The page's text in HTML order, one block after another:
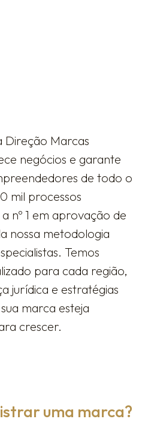
Direção Marcas
negócios e garante
de todo o
mil processos
nº 1 em aprovação de
nossa metodologia
Temos
para cada região,
jurídica e estratégias
marca esteja
crescer.
uma marca?